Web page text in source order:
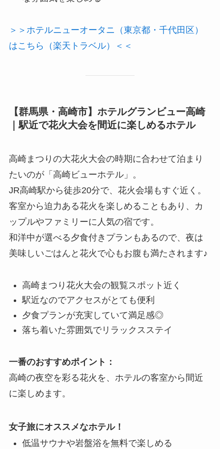
＞＞ホテルニューオータニ（東京都・千代田区）
はこちら（楽天トラベル）＜＜
【群馬県・高崎市】ホテルグランビュー高崎
｜駅近で花火大会を間近に楽しめるホテル
高崎まつりの大花火大会の時期に合わせて泊まり
たいのが「高崎ビューホテル」。
JR高崎駅から徒歩20分で、花火会場もすぐ近く。
客室から迫力ある花火を楽しめることもあり、カ
ップルやファミリーに人気の宿です。
和洋中が選べる夕食付きプランもあるので、夜は
美味しいごはんと花火で心もお腹も満たされます♪
高崎まつり花火大会の観覧スポット近く
駅近なのでアクセスがとても便利
夕食プランが充実していて満足感◎
落ち着いた雰囲気でリラックスステイ
一番のおすすめポイント：
高崎の夜空を彩る花火を、ホテルの客室から間近
に楽しめます。
女子旅にオススメなホテル！
低温サウナや岩盤浴を無料で楽しめる